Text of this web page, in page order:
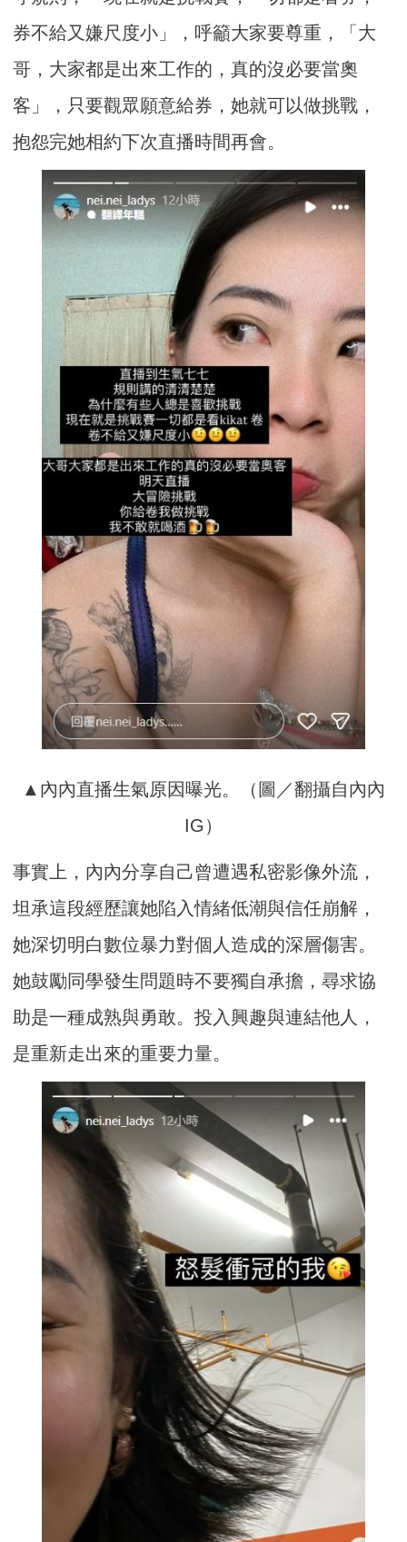
券不給又嫌尺度小」，呼籲大家要尊重，「大
哥，大家都是出來工作的，真的沒必要當奧
客」，只要觀眾願意給券，她就可以做挑戰，
抱怨完她相約下次直播時間再會。
▲內內直播生氣原因曝光。（圖／翻攝自內內
IG）
事實上，內內分享自己曾遭遇私密影像外流，
坦承這段經歷讓她陷入情緒低潮與信任崩解，
她深切明白數位暴力對個人造成的深層傷害。
她鼓勵同學發生問題時不要獨自承擔，尋求協
助是一種成熟與勇敢。投入興趣與連結他人，
是重新走出來的重要力量。